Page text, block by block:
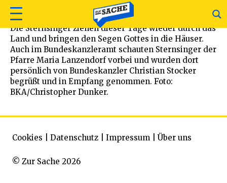
Die Sternsinger ziehen dieser Tage wieder durch das
Land und bringen den Segen Gottes in die Häuser.
Auch im Bundeskanzleramt schauten Sternsinger der
Pfarre Maria Lanzendorf vorbei und wurden dort
persönlich von Bundeskanzler Christian Stocker
begrüßt und in Empfang genommen. Foto:
BKA/Christopher Dunker.
© Zur Sache 2026
Cookies Datenschutz Impressum Über uns